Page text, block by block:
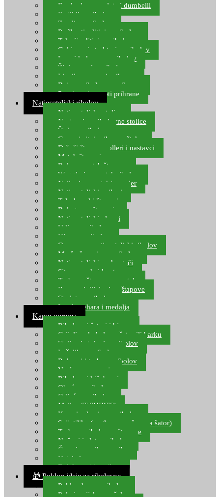
Feeder lovne pelete i dumbelli
Partikli za ribolov
Zemlja za ribolov
Praškasti aditivi za ribolov
Tekući aditivi za ribolov
Gel i sprej atraktori za ribolov
Lovni kukuruz za ribolov
Živi mamci za ribolov
Ljepilo za crve i prihranu
Boje za ribolovnu prihranu
Provjereni recepti prihrane
Natjecateljski ribolov
Natjecateljske stolice
Nastavci za ribolovne stolice
Šteke za ribolov
Gume i sitni pribor za šteku
Držači štapova rolleri i nastavci
Match štapovi
Role za match štapove
Waggleri za match ribolov
Najloni za match/waggler
Natjecateljski najloni
Teleskopski štapovi
Bolognese štapovi
Natjecateljski plovci
Udice za ribolov
Olovo za ribolov
Oprema za natjecateljski ribolov
Mreže čuvarice za ribolov
Natjecateljski podmetači
Sito, posude i kante
Torbe za štapove – match
Rezervni dijelovi za štapove
Starlete za ribolov
Izrada pehara i medalja
Kamp oprema
Ribolovni šatori i bivvy
Grijalice, kuhala za šator ili barku
Stolice i stolovi za ribolov
Ležaljke za ribolov
Ruksaci i torbe za ribolov
Vreće za spavanje
Ribolovni kišobrani
Obuća za ribolov
Odjeća za ribolov
Majice (T-SHIRTS)
Kape i rukavice za ribolov
Svijetiljke (naglavne, ručne, za šator)
Torbe za ribolovne štapove
Noževi i alat za ribolov
Čamci za prihranu ribe
Ostala kamp oprema
Dalekozori i optika
🎁 Poklon ideje za ribolovce
Poklon bon za ribolov
Polarizacijske naočale